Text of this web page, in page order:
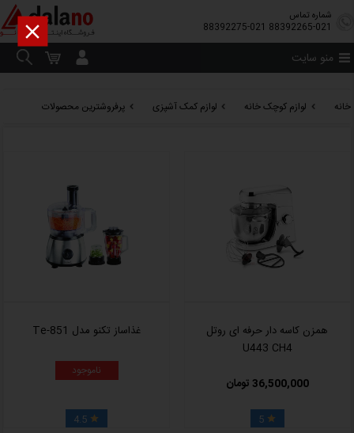
شماره تماس
88392265-021
88392275-021
منو سایت
خانه لوازم کوچک خانه لوازم کمک آشپزی پرفروشترین محصولات
همزن کاسه دار حرفه ای روتل
U443 CH4
36,500,000 تومان

5
غذاساز تکنو مدل Te-851
ناموجود

